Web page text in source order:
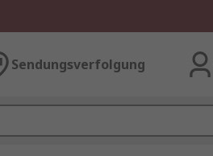
Sendungsverfolgung